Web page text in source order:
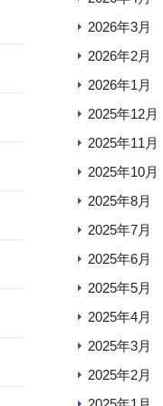
2026年3月
2026年2月
2026年1月
2025年12月
2025年11月
2025年10月
2025年8月
2025年7月
2025年6月
2025年5月
2025年4月
2025年3月
2025年2月